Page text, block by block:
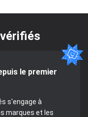
le premier
s'engage à
marques et les